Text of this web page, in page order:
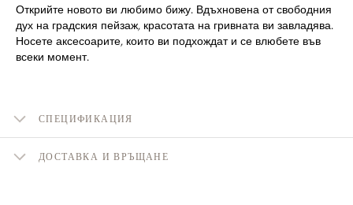
Открийте новото ви любимо бижу. Вдъхновена от свободния
дух на градския пейзаж, красотата на гривната ви завладява.
Носете аксесоарите, които ви подхождат и се влюбете във
всеки момент.
СПЕЦИФИКАЦИЯ
ДОСТАВКА И ВРЪЩАНЕ